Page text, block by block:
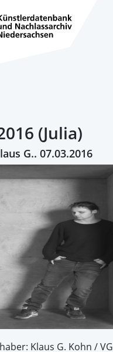
(Julia)
G.. 07.03.2016
Klaus G. Kohn / VG